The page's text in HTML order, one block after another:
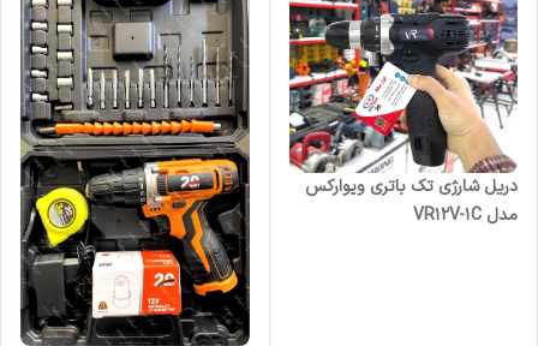
دریل شارژی تک باتری ویوارکس
مدل VR12V-1C